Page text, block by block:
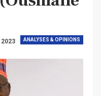
ANALYSES & OPINIONS
2023